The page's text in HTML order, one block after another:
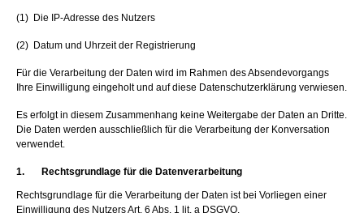
(1) Die IP-Adresse des Nutzers
(2) Datum und Uhrzeit der Registrierung
Für die Verarbeitung der Daten wird im Rahmen des Absendevorgangs
Ihre Einwilligung eingeholt und auf diese Datenschutzerklärung verwiesen.
Es erfolgt in diesem Zusammenhang keine Weitergabe der Daten an Dritte.
Die Daten werden ausschließlich für die Verarbeitung der Konversation
verwendet.
1. Rechtsgrundlage für die Datenverarbeitung
Rechtsgrundlage für die Verarbeitung der Daten ist bei Vorliegen einer
Einwilligung des Nutzers Art. 6 Abs. 1 lit. a DSGVO.